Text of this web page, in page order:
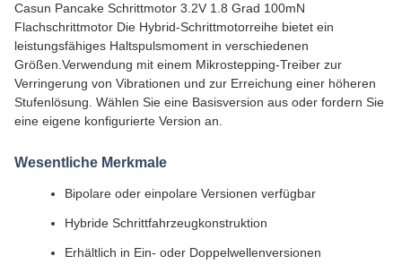
Casun Pancake Schrittmotor 3.2V 1.8 Grad 100mN
Flachschrittmotor Die Hybrid-Schrittmotorreihe bietet ein
leistungsfähiges Haltspulsmoment in verschiedenen
Größen.Verwendung mit einem Mikrostepping-Treiber zur
Verringerung von Vibrationen und zur Erreichung einer höheren
Stufenlösung. Wählen Sie eine Basisversion aus oder fordern Sie
eine eigene konfigurierte Version an.
Wesentliche Merkmale
Bipolare oder einpolare Versionen verfügbar
Hybride Schrittfahrzeugkonstruktion
Erhältlich in Ein- oder Doppelwellenversionen